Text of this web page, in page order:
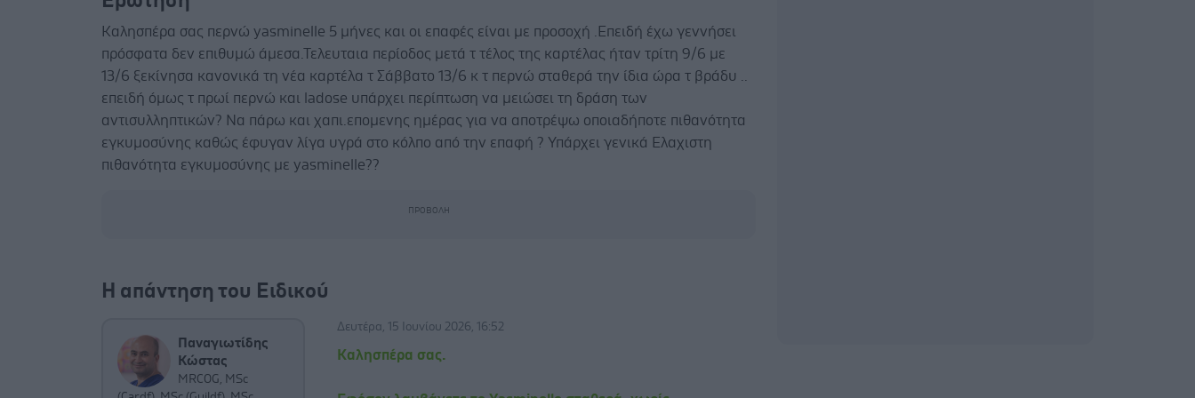
Καλησπέρα σας περνώ yasminelle 5 μήνες και οι επαφές είναι με προσοχή .Επειδή έχω γεννήσει
πρόσφατα δεν επιθυμώ άμεσα.Τελευταια περίοδος μετά τ τέλος της καρτέλας ήταν τρίτη 9/6 με
13/6 ξεκίνησα κανονικά τη νέα καρτέλα τ Σάββατο 13/6 κ τ περνώ σταθερά την ίδια ώρα τ βράδυ ..
επειδή όμως τ πρωί περνώ και ladose υπάρχει περίπτωση να μειώσει τη δράση των
αντισυλληπτικών? Να πάρω και χαπι.επομενης ημέρας για να αποτρέψω οποιαδήποτε πιθανότητα
εγκυμοσύνης καθώς έφυγαν λίγα υγρά στο κόλπο από την επαφή ? Υπάρχει γενικά Eλαχιστη
πιθανότητα εγκυμοσύνης με yasminelle??
Η απάντηση του Ειδικού
Δευτέρα, 15 Ιουνίου 2026, 16:52
Καλησπέρα σας.
Παναγιωτίδης
Κώστας
MRCOG, MSc